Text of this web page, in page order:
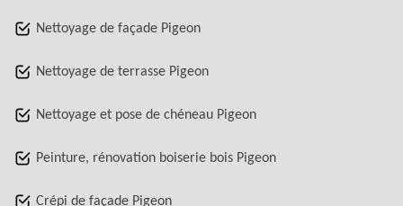
Nettoyage de façade Pigeon
Nettoyage de terrasse Pigeon
Nettoyage et pose de chéneau Pigeon
Peinture, rénovation boiserie bois Pigeon
Crépi de façade Pigeon